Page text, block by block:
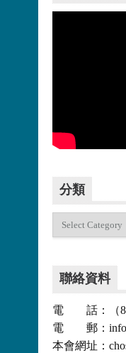
分類
聯絡資料
電 話：（
電 郵：
本會網址：